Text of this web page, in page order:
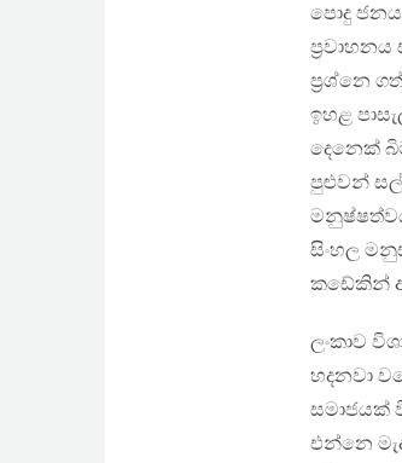
පොදු
ප්‍රශ්නෙ
ඉහළ
දෙනෙක්
පුළුවන්
සිංහල
කඩේකින්
ලංකාව
හදනවා
සමාජයක්
එන්නෙ